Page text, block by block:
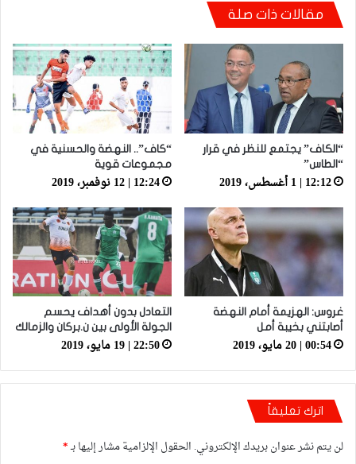
شكري خطوي يشيد بروح لاعبيه القتالية: “ضغطنا
على الوداد ومارجعناش للوراء وماعتمدناش على
مقالات ذات صلة
“الكاف” يجتمع للنظر في قرار
“الطاس”
12:12 | 1 أغسطس، 2019
“كاف”.. النهضة والحسنية في
مجموعات قوية
12:24 | 12 نوفمبر، 2019
غروس: الهزيمة أمام النهضة
أصابتني بخيبة أمل
00:54 | 20 مايو، 2019
التعادل بدون أهداف يحسم
الجولة الأولى بين ن.بركان والزمالك
22:50 | 19 مايو، 2019
اترك تعليقاً
لن يتم نشر عنوان بريدك الإلكتروني. الحقول الإلزامية مشار إليها بـ*